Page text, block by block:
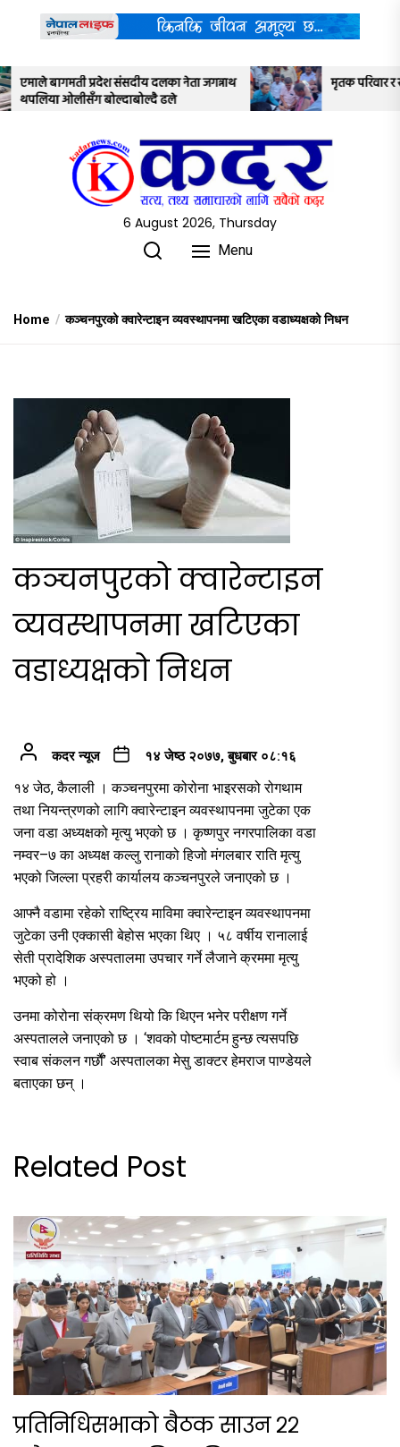
content
जगन्नाथ मृतक परिवार र सरकारबीच ७ बुँदे सहमति
6 August 2026, Thursday
Menu
Home कञ्चनपुरको क्वारेन्टाइन व्यवस्थापनमा खटिएका वडाध्यक्षको निधन
कञ्चनपुरको क्वारेन्टाइन
व्यवस्थापनमा खटिएका
वडाध्यक्षको निधन
कदर न्यूज १४ जेष्ठ २०७७, बुधबार ०८:१६
१४ जेठ, कैलाली । कञ्चनपुरमा कोरोना भाइरसको रोगथाम
तथा नियन्त्रणको लागि क्वारेन्टाइन व्यवस्थापनमा जुटेका एक
जना वडा अध्यक्षको मृत्यु भएको छ । कृष्णपुर नगरपालिका वडा
नम्वर–७ का अध्यक्ष कल्लु रानाको हिजो मंगलबार राति मृत्यु
भएको जिल्ला प्रहरी कार्यालय कञ्चनपुरले जनाएको छ ।
आफ्नै वडामा रहेको राष्ट्रिय माविमा क्वारेन्टाइन व्यवस्थापनमा
जुटेका उनी एक्कासी बेहोस भएका थिए । ५८ वर्षीय रानालाई
सेती प्रादेशिक अस्पतालमा उपचार गर्ने लैजाने क्रममा मृत्यु
भएको हो ।
उनमा कोरोना संक्रमण थियो कि थिएन भनेर परीक्षण गर्ने
अस्पतालले जनाएको छ । ‘शवको पोष्टमार्टम हुन्छ त्यसपछि
स्वाब संकलन गर्छौं’ अस्पतालका मेसु डाक्टर हेमराज पाण्डेयले
बताएका छन् ।
Related Post
प्रतिनिधिसभाको बैठक साउन २२